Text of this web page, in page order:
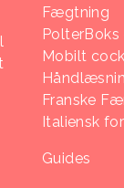
Fægtning
Mobilt
Franske
Italiensk
Guides